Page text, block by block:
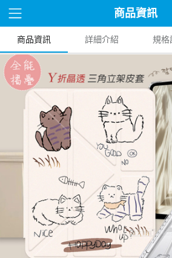
商品資訊
商品資訊 詳細介紹 規格